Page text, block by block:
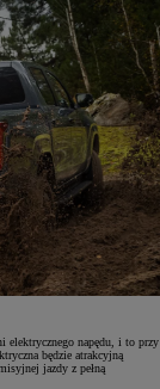
elektrycznego napędu, i to przy
będzie atrakcyjną
jazdy z pełną